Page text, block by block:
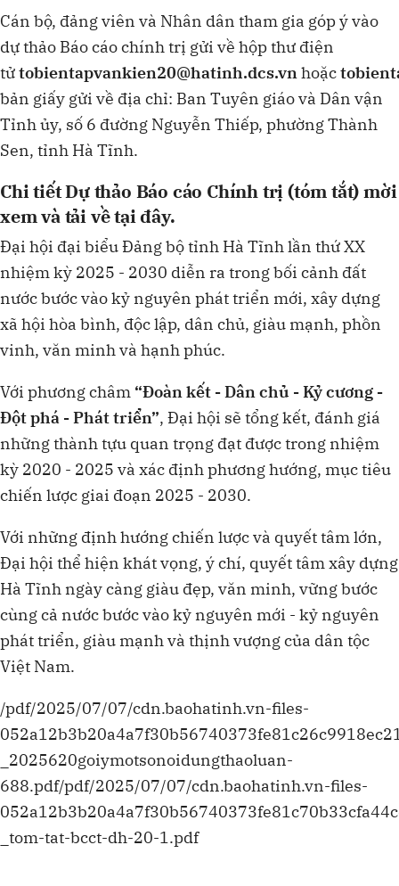
Cán bộ, đảng viên và Nhân dân tham gia góp ý vào
dự thảo Báo cáo chính trị gửi về hộp thư điện
tửtobientapvankien20@hatinh.dcs.vnhoặc
bản giấy gửi về địa chỉ: Ban Tuyên giáo và Dân vận
Tỉnh ủy, số 6 đường Nguyễn Thiếp, phường Thành
Sen, tỉnh Hà Tĩnh.
Chi tiết Dự thảo Báo cáo Chính trị (tóm tắt)mời
xem và tải về tại đây.
Đại hội đại biểu Đảng bộ tỉnh Hà Tĩnh lần thứ XX
nhiệm kỳ 2025 - 2030 diễn ra trong bối cảnh đất
nước bước vào kỷ nguyên phát triển mới, xây dựng
xã hội hòa bình, độc lập, dân chủ, giàu mạnh, phồn
vinh, văn minh và hạnh phúc.
Với phương châm “Đoàn kết - Dân chủ - Kỷ cương -
Đột phá - Phát triển”, Đại hội sẽ tổng kết, đánh giá
những thành tựu quan trọng đạt được trong nhiệm
kỳ 2020 - 2025 và xác định phương hướng, mục tiêu
chiến lược giai đoạn 2025 - 2030.
Với những định hướng chiến lược và quyết tâm lớn,
Đại hội thể hiện khát vọng, ý chí, quyết tâm xây dựng
Hà Tĩnh ngày càng giàu đẹp, văn minh, vững bước
cùng cả nước bước vào kỷ nguyên mới - kỷ nguyên
phát triển, giàu mạnh và thịnh vượng của dân tộc
Việt Nam.
/pdf/2025/07/07/cdn.baohatinh.vn-files-
_2025620goiymotsonoidungthaoluan-
688.pdf/pdf/2025/07/07/cdn.baohatinh.vn-files-
_tom-tat-bcct-dh-20-1.pdf